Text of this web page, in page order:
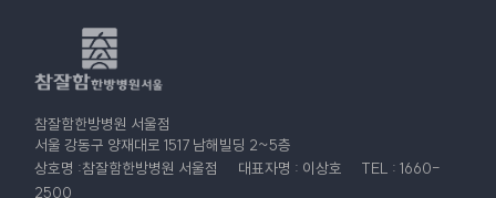
참잘함한방병원 서울점
서울 강동구 양재대로 1517 남해빌딩 2~5층
상호명 :참잘함한방병원 서울점
대표자명 : 이상호
TEL : 1660-
2500